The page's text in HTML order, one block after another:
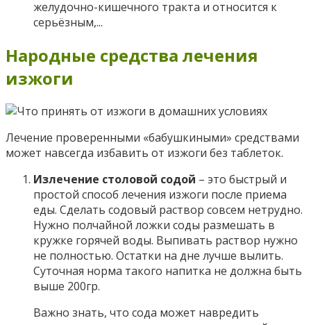
желудочно-кишечного тракта и относится к
серьёзным,...
Народные средства лечения
изжоги
Лечение проверенными «бабушкиными» средствами
может навсегда избавить от изжоги без таблеток.
Излечение столовой содой – это быстрый и
простой способ лечения изжоги после приема
еды. Сделать содовый раствор совсем нетрудно.
Нужно полчайной ложки соды размешать в
кружке горячей воды. Выпивать раствор нужно
не полностью. Остатки на дне лучше вылить.
Суточная норма такого напитка не должна быть
выше 200гр.
Важно знать, что сода может навредить